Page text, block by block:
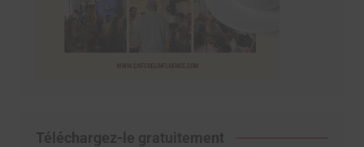
Téléchargez-le gratuitement